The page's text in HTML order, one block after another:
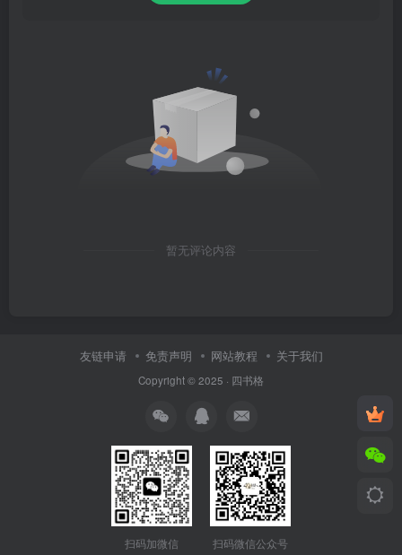
暂无评论内容
友链申请 免责声明 网站教程 关于我们
Copyright © 2025 · 四书格
扫码加微信 扫码微信公众号